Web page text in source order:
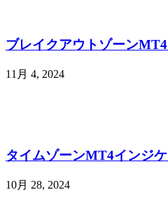
ブレイクアウトゾーン
11月 4, 2024
タイムゾーンMT4インジ
10月 28, 2024